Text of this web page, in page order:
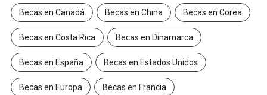
Becas en Canadá Becas en China Becas en Corea
Becas en Costa Rica Becas en Dinamarca
Becas en España Becas en Estados Unidos
Becas en Europa Becas en Francia